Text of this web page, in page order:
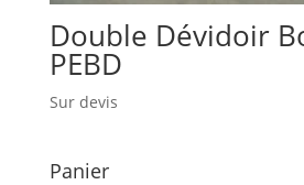
Double Dévidoir
PEBD
Sur devis
Panier